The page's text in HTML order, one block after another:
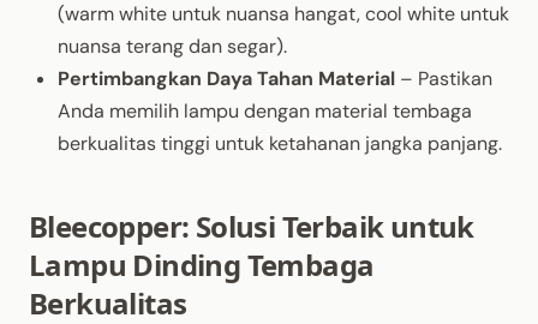
(warm white untuk nuansa hangat, cool white untuk
nuansa terang dan segar).
Pertimbangkan Daya Tahan Material – Pastikan
Anda memilih lampu dengan material tembaga
berkualitas tinggi untuk ketahanan jangka panjang.
Bleecopper: Solusi Terbaik untuk
Lampu Dinding Tembaga
Berkualitas